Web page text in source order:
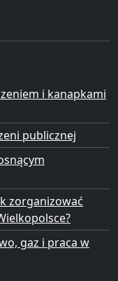
i kanapkami
publicznej
zorganizować
gaz i praca w